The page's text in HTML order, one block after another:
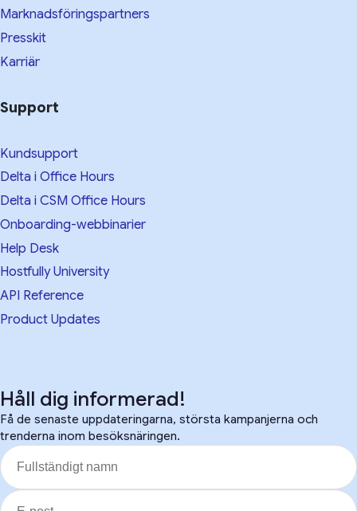
Marknadsföringspartners
Presskit
Karriär
Support
Kundsupport
Delta i Office Hours
Delta i CSM Office Hours
Onboarding-webbinarier
Help Desk
Hostfully University
API Reference
Product Updates
Håll dig informerad!
Få de senaste uppdateringarna, största kampanjerna och
trenderna inom besöksnäringen.